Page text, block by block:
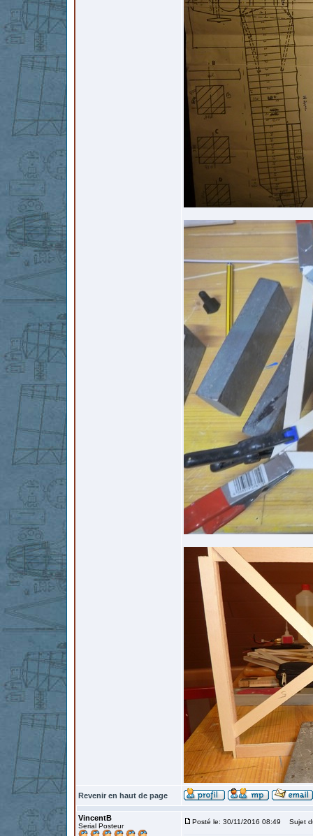
Revenir en haut de page
VincentB
Serial Posteur
Posté le: 30/11/2016 08:49 Sujet